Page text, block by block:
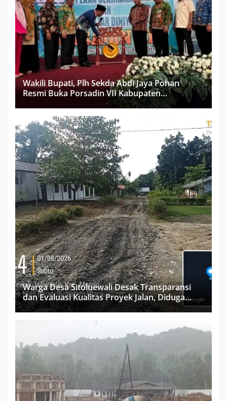
Wakili Bupati, Plh Sekda Abdi Jaya Pohan
Resmi Buka Porsadin VII Kabupaten
Warga Desa Sitoluewali Desak Transparansi
dan Evaluasi Kualitas Proyek Jalan, Diduga
Minim Informasi